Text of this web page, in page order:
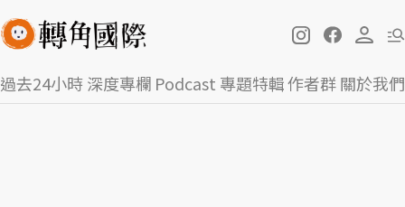
過去24小時深度專欄 Podcast 專題特輯作者群關於我們